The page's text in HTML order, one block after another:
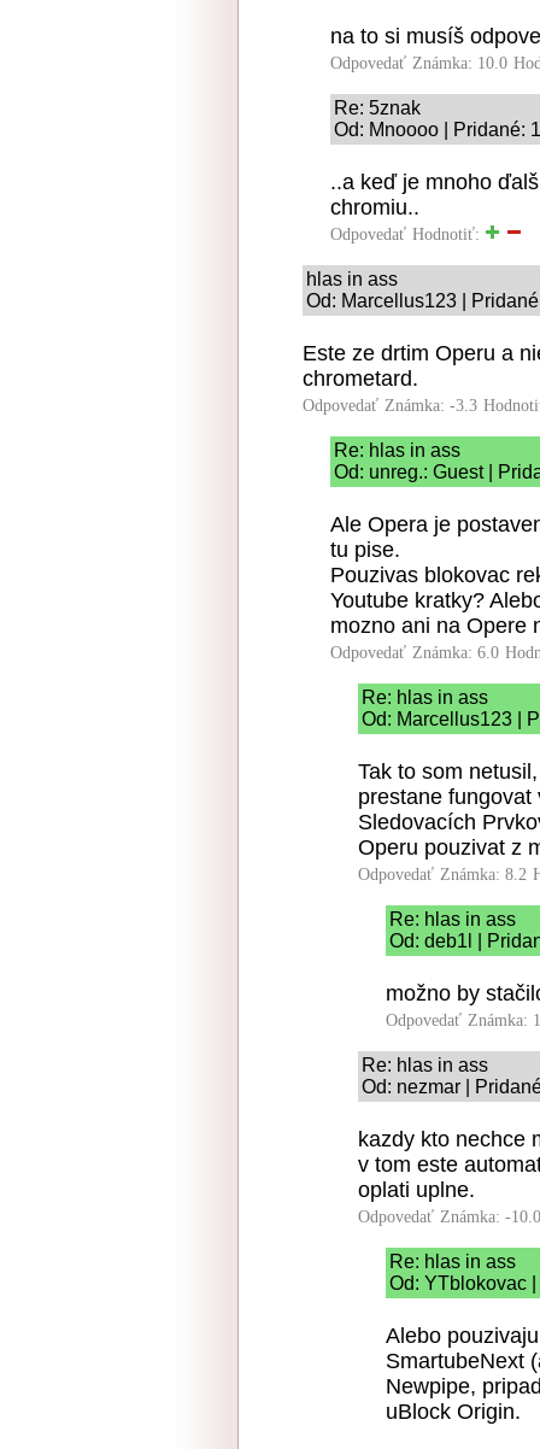
na to si musíš
Odpovedať Známka: 10.0
Re: 5znak
Od: Mnoooo | Pridané:
..a keď je mnoho
chromiu..
Odpovedať Hodnotiť:
hlas in ass
Od: Marcellus123 |
Este ze drtim Operu a
chrometard.
Odpovedať Známka: -3.3
Re: hlas in ass
Od: unreg.: Guest |
Ale Opera je
tu pise.
Pouzivas blokovac
Youtube kratky?
mozno ani na Opere
Odpovedať Známka: 6.0
Re: hlas in ass
Od: Marcellus123 |
Tak to som
prestane
Sledovacích
Operu pouzivat z
Odpovedať Známka: 8.2
Re: hlas in ass
Od: deb1l |
možno by
Odpovedať Známka:
Re: hlas in ass
Od: nezmar |
kazdy kto nechce
v tom este
oplati uplne.
Odpovedať Známka: -10.0
Re: hlas in ass
Od: YTblokovac
Alebo
SmartubeNext
Newpipe,
uBlock Origin.